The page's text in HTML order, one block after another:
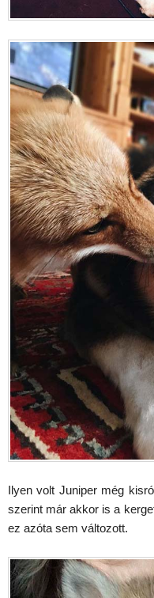
Ilyen volt Juniper még
szerint már akkor is a
ez azóta sem változott.